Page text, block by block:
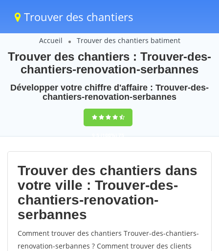
Trouver des chantiers
Accueil Trouver des chantiers batiment
Trouver des chantiers : Trouver-des-
chantiers-renovation-serbannes
Développer votre chiffre d'affaire : Trouver-des-
chantiers-renovation-serbannes
9,5(100%)75
votes
Trouver des chantiers dans
votre ville : Trouver-des-
chantiers-renovation-
serbannes
Comment trouver des chantiers Trouver-des-chantiers-
renovation-serbannes ? Comment trouver des clients